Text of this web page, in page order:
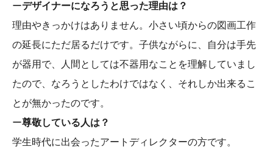
ーデザイナーになろうと思った理由は？
理由やきっかけはありません。小さい頃からの図画工作
の延長にただ居るだけです。子供ながらに、自分は手先
が器用で、人間としては不器用なことを理解していまし
たので、なろうとしたわけではなく、それしか出来るこ
とが無かったのです。
ー尊敬している人は？
学生時代に出会ったアートディレクターの方です。